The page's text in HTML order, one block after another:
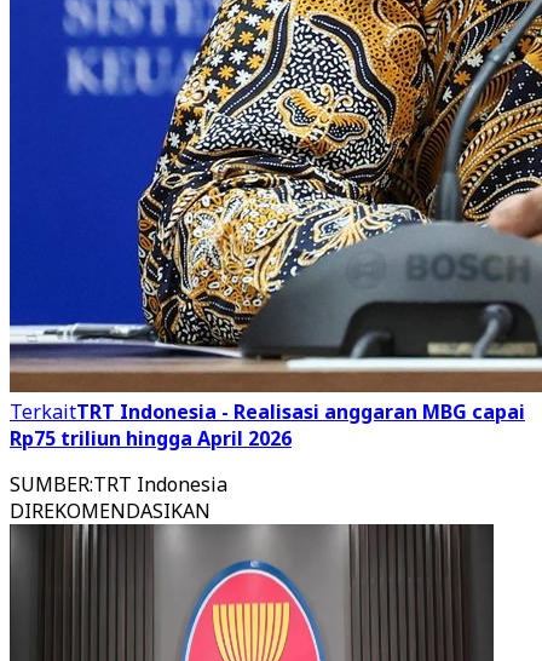
TerkaitTRT Indonesia - Realisasi anggaran MBG capai
Rp75 triliun hingga April 2026
SUMBER:TRT Indonesia
DIREKOMENDASIKAN